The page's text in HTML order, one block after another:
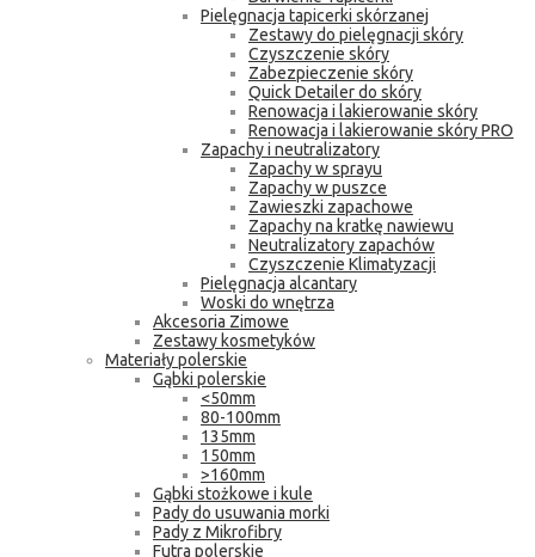
Pielęgnacja tapicerki skórzanej
Zestawy do pielęgnacji skóry
Czyszczenie skóry
Zabezpieczenie skóry
Quick Detailer do skóry
Renowacja i lakierowanie skóry
Renowacja i lakierowanie skóry PRO
Zapachy i neutralizatory
Zapachy w sprayu
Zapachy w puszce
Zawieszki zapachowe
Zapachy na kratkę nawiewu
Neutralizatory zapachów
Czyszczenie Klimatyzacji
Pielęgnacja alcantary
Woski do wnętrza
Akcesoria Zimowe
Zestawy kosmetyków
Materiały polerskie
Gąbki polerskie
<50mm
80-100mm
135mm
150mm
>160mm
Gąbki stożkowe i kule
Pady do usuwania morki
Pady z Mikrofibry
Futra polerskie